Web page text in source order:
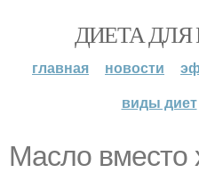
ДИЕТА
главная новости
виды диет
Масло вместо